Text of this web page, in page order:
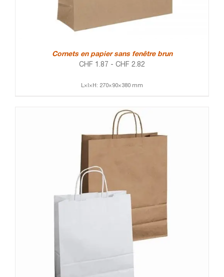
Cornets en papier sans fenêtre brun
CHF 1.87 - CHF 2.82
L×l×H: 270×90×380 mm